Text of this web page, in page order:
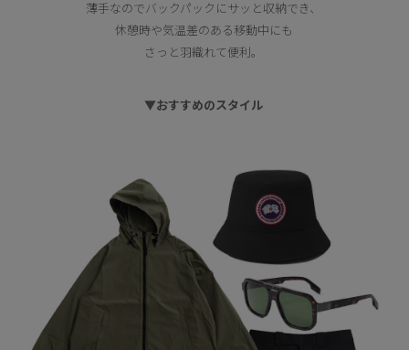
薄手なのでバックパックにサッと収納でき、
休憩時や気温差のある移動中にも
さっと羽織れて便利。
▼おすすめのスタイル